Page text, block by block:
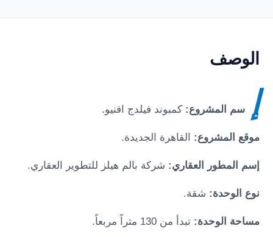
الوصف
إ سم المشروع:كمبوند فيلدج افنيو.
موقع المشروع: القاهرة الجديدة.
إسم المطور العقاري: شركة بالم هيلز للتطوير العقاري.
نوع الوحدة: شقة.
مساحة الوحدة:تبدأ من 130 متراً مربعاً.